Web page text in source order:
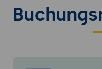
Strategien und